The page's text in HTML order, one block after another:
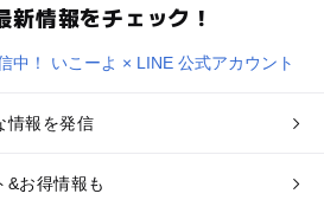
情報をチェック！
情報を発信
&お得情報も